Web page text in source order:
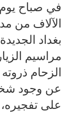
الآلاف من
بغداد
مراسيم
الزحام
عن وجود
على تفجيره،